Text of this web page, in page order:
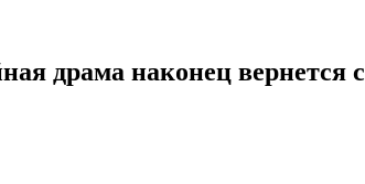
драма наконец вернется